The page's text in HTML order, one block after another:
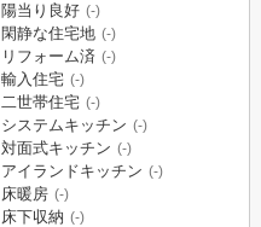
陽当り良好 (-)
閑静な住宅地 (-)
リフォーム済 (-)
輸入住宅 (-)
二世帯住宅 (-)
システムキッチン (-)
対面式キッチン (-)
アイランドキッチン (-)
床暖房 (-)
床下収納 (-)